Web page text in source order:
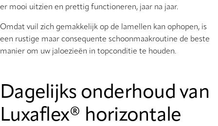
er mooi uitzien en prettig functioneren, jaar na jaar.
Omdat vuil zich gemakkelijk op de lamellen kan ophopen, is
een rustige maar consequente schoonmaakroutine de beste
manier om uw jaloezieën in topconditie te houden.
Dagelijks onderhoud van
Luxaflex® horizontale